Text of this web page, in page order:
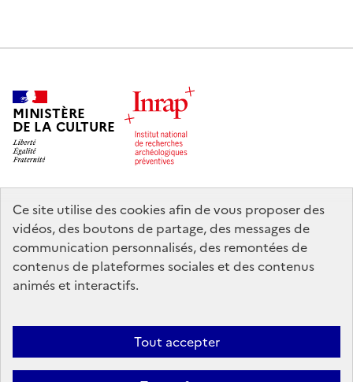
Ce site utilise des cookies afin de vous proposer des
vidéos, des boutons de partage, des messages de
communication personnalisés, des remontées de
contenus de plateformes sociales et des contenus
animés et interactifs.
Tout accepter
MINISTÈRE
DE LA CULTURE
legifrance.gouv.fr
info.gouv.fr
service-public.gouv.fr
data.gouv.fr
Nous contacter Mentions légales
Accessibilité : partiellement
Politique d’utilisation des témoins de connexion (cookies)